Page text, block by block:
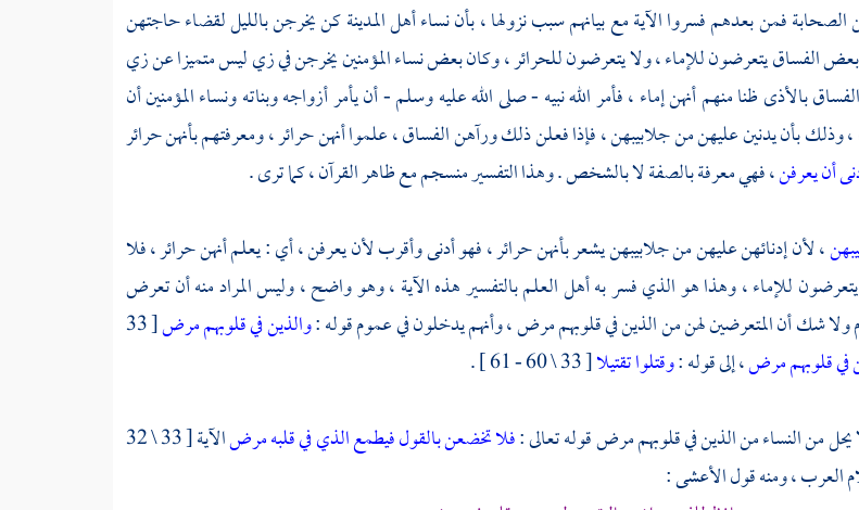
الصحابة فمن بعدهم فسروا الآية مع بيانهم سبب نزولها ، بأن نساءأهلالمدينةكن يخرجن بالليل لقضاء حاجتهن
بعض الفساق يتعرضون للإماء ، ولا يتعرضون للحرائر ، وكان بعض نساء المؤمنين يخرجن في زي ليس متميزا عن زي
بالأذى ظنا منهم أنهن إماء ، فأمر الله نبيه - صلى الله عليه وسلم - أن يأمر أزواجه وبناته ونساء المؤمنين أن
وذلك بأن يدنين عليهن من جلابيبهن ، فإذا فعلن ذلك ورآهن الفساق ، علموا أنهن حرائر ، ومعرفتهم بأنهن حرائر
أن يعرفن، فهي معرفة بالصفة لا بالشخص . وهذا التفسير منسجم مع ظاهر القرآن ، كما ترى .
، لأن إدنائهن عليهن من جلابيبهن يشعر بأنهن حرائر ، فهو أدنى وأقرب لأن يعرفن ، أي : يعلم أنهن حرائر ، فلا
للإماء ، وهذا هو الذي فسر به أهل العلم بالتفسير هذه الآية ، وهو واضح ، وليس المراد منه أن تعرض
ولا شك أن المتعرضين لهن من الذين في قلوبهم مرض ، وأنهم يدخلون في عموم قوله :والذين في قلوبهم مرض [ 33
في قلوبهم مرض، إلى قوله :وقتلوا تقتيلا[ 33 \ 60 - 61 ] .
يحل من النساء من الذين في قلوبهم مرض قوله تعالى :فلا تخضعن بالقول فيطمع الذي في قلبه مرض
الآية [ 33 \ 32
العرب ، ومنه قولالأعشى: